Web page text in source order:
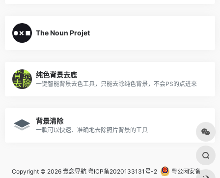
The Noun Projet
纯色背景去底
一键智能背景去色工具，只能去除纯色背景，不会PS的点进来
背景清除
一款可以快速、准确地去除照片背景的工具
Copyright © 2026 壹念导航 粤ICP备2020133131号-2 粤公网安备